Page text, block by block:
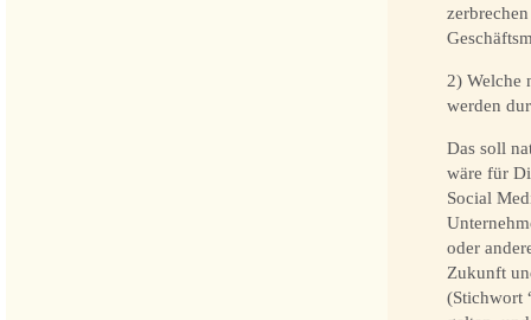
2) Welche
werden
Das soll
wäre für
Social
oder
Zukunft
(Stichwort